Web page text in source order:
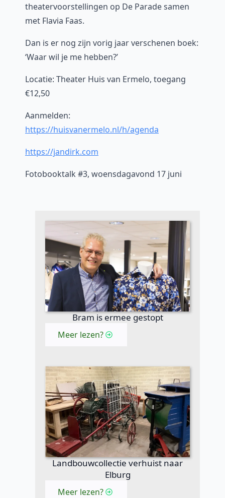
theatervoorstellingen op De Parade samen
met Flavia Faas.
Dan is er nog zijn vorig jaar verschenen boek:
‘Waar wil je me hebben?’
Locatie: Theater Huis van Ermelo, toegang
€12,50
Aanmelden:
https://huisvanermelo.nl/h/agenda
https://jandirk.com
Fotobooktalk #3, woensdagavond 17 juni
Bram is ermee gestopt
Meer lezen?
Landbouwcollectie verhuist naar
Elburg
Meer lezen?